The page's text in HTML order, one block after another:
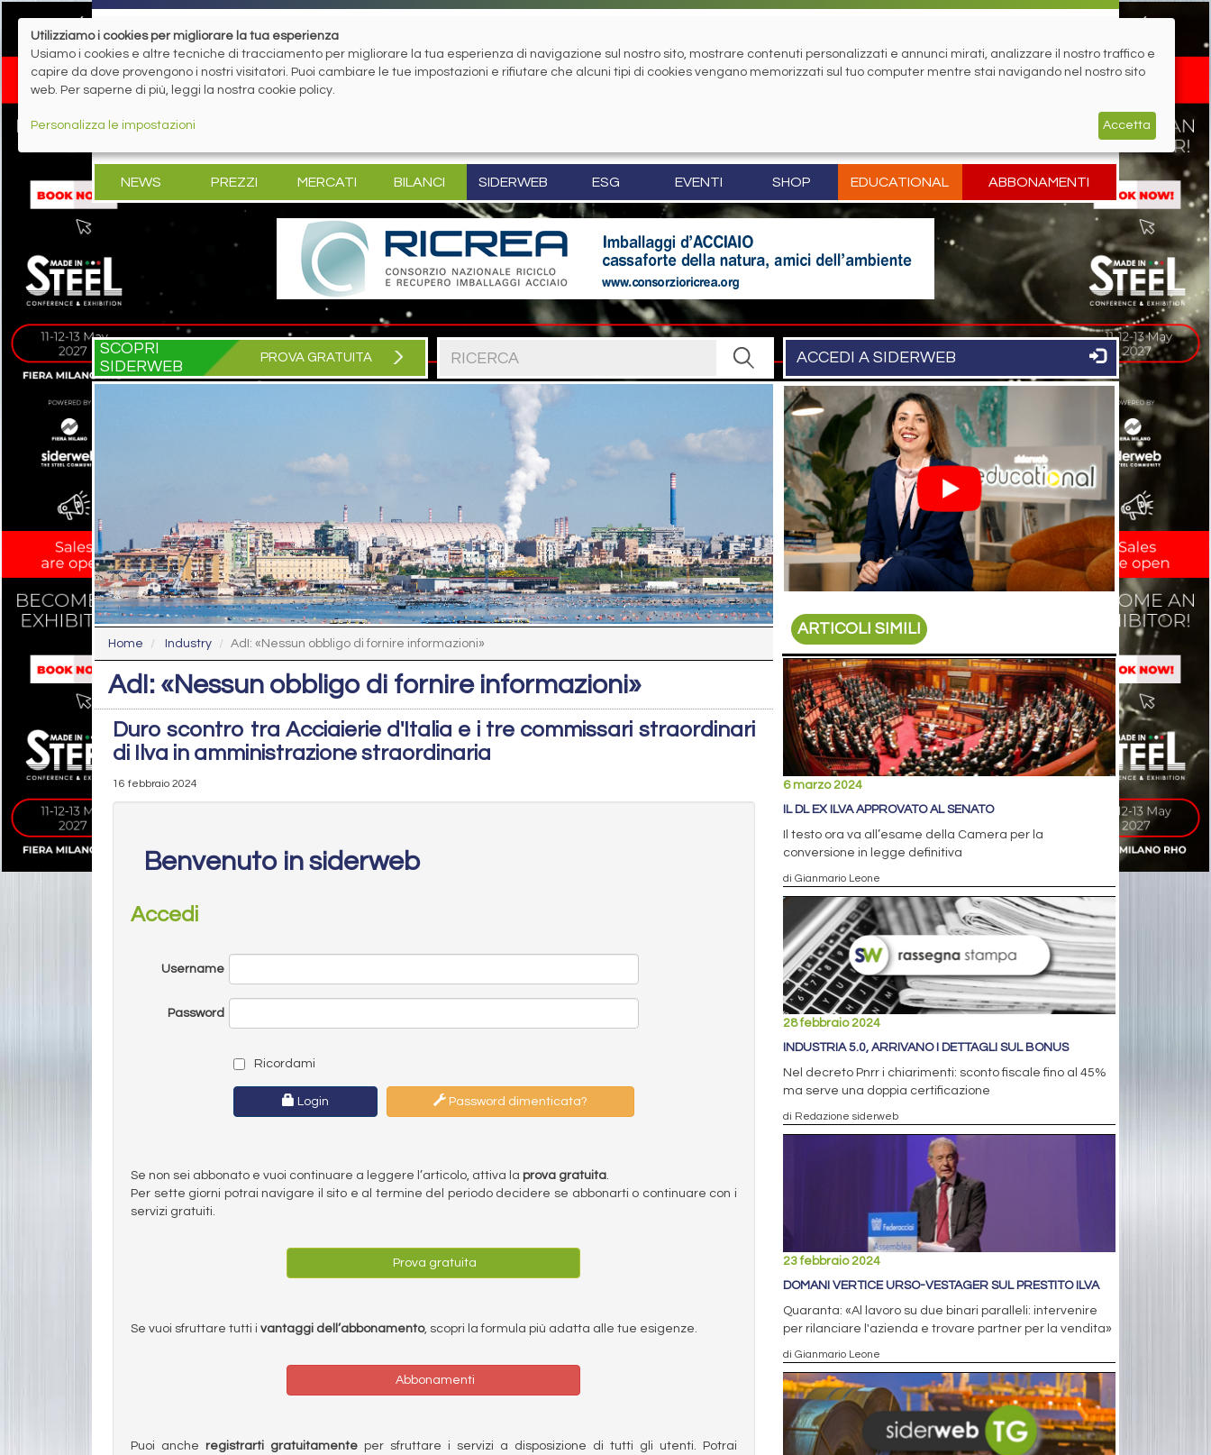
NEWS PREZZI MERCATI BILANCI SIDERWEB ESG EVENTI SHOP EDUCATIONAL ABBONAMENTI
SCOPRI
SIDERWEB
PROVA GRATUITA ACCEDI A SIDERWEB
Home Industry AdI: «Nessun obbligo di fornire informazioni»
AdI: «Nessun obbligo di fornire informazioni»
Duro scontro tra Acciaierie d'Italia e i tre commissari straordinari
di Ilva in amministrazione straordinaria
16 febbraio 2024
Benvenuto in siderweb
Accedi
Username
Password
Ricordami
Login Password dimenticata?
Se non sei abbonato e vuoi continuare a leggere l’articolo, attiva la prova gratuita.
Per sette giorni potrai navigare il sito e al termine del periodo decidere se abbonarti o continuare con i
servizi gratuiti.
Prova gratuita
Se vuoi sfruttare tutti i vantaggi dell’abbonamento, scopri la formula più adatta alle tue esigenze.
Abbonamenti
Puoi anche registrarti gratuitamenteper sfruttare i servizi a disposizione di tutti gli utenti. Potrai
ARTICOLI SIMILI
6 marzo 2024
IL DL EX ILVA APPROVATO AL SENATO
Il testo ora va all’esame della Camera per la
conversione in legge definitiva
di Gianmario Leone
28 febbraio 2024
INDUSTRIA 5.0, ARRIVANO I DETTAGLI SUL BONUS
Nel decreto Pnrr i chiarimenti: sconto fiscale fino al 45%
ma serve una doppia certificazione
di Redazione siderweb
23 febbraio 2024
DOMANI VERTICE URSO-VESTAGER SUL PRESTITO ILVA
Quaranta: «Al lavoro su due binari paralleli: intervenire
per rilanciare l'azienda e trovare partner per la vendita»
di Gianmario Leone
Utilizziamo i cookies per migliorare la tua esperienza
Usiamo i cookies e altre tecniche di tracciamento per migliorare la tua esperienza di navigazione sul nostro sito, mostrare contenuti personalizzati e annunci mirati, analizzare il nostro traffico e
capire da dove provengono i nostri visitatori. Puoi cambiare le tue impostazioni e rifiutare che alcuni tipi di cookies vengano memorizzati sul tuo computer mentre stai navigando nel nostro sito
web. Per saperne di più, leggi la nostra cookie policy.
Personalizza le impostazioni Accetta